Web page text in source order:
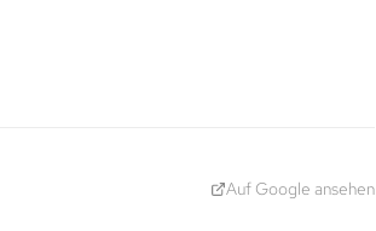
Auf Google ansehen